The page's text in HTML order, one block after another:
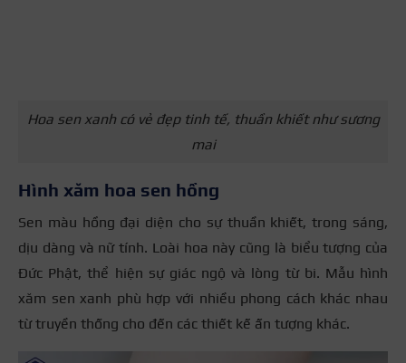
Hoa sen xanh có vẻ đẹp tinh tế, thuần khiết như sương
mai
Hình xăm hoa sen hồng
Sen màu hồng đại diện cho sự thuần khiết, trong sáng,
dịu dàng và nữ tính. Loài hoa này cũng là biểu tượng của
Đức Phật, thể hiện sự giác ngộ và lòng từ bi. Mẫu hình
xăm sen xanh phù hợp với nhiều phong cách khác nhau
từ truyền thống cho đến các thiết kế ấn tượng khác.